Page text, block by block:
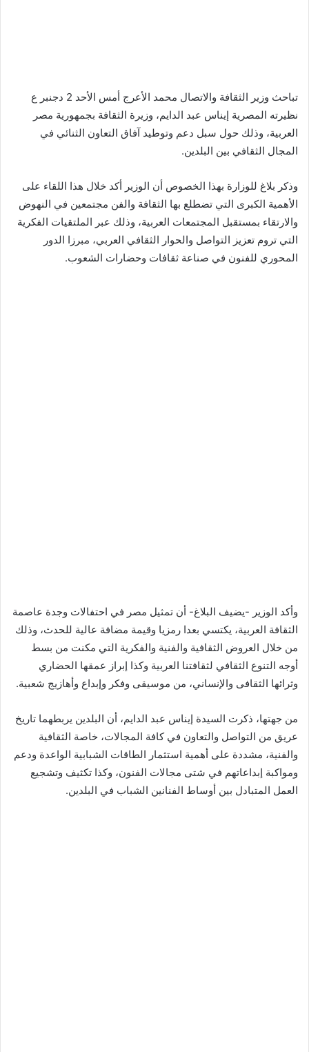
تباحث وزير الثقافة والاتصال محمد الأعرج أمس الأحد 2 دجنبر ع
نظيرته المصرية إيناس عبد الدايم، وزيرة الثقافة بجمهورية مصر
العربية، وذلك حول سبل دعم وتوطيد آفاق التعاون الثنائي في
المجال الثقافي بين البلدين.
وذكر بلاغ للوزارة بهذا الخصوص أن الوزير أكد خلال هذا اللقاء على
الأهمية الكبرى التي تضطلع بها الثقافة والفن مجتمعين في النهوض
والارتقاء بمستقبل المجتمعات العربية، وذلك عبر الملتقيات الفكرية
التي تروم تعزيز التواصل والحوار الثقافي العربي، مبرزا الدور
المحوري للفنون في صناعة ثقافات وحضارات الشعوب.
وأكد الوزير -يضيف البلاغ- أن تمثيل مصر في احتفالات وجدة عاصمة
الثقافة العربية، يكتسي بعدا رمزيا وقيمة مضافة عالية للحدث، وذلك
من خلال العروض الثقافية والفنية والفكرية التي مكنت من بسط
أوجه التنوع الثقافي لثقافتنا العربية وكذا إبراز عمقها الحضاري
وثرائها الثقافى والإنساني، من موسيقى وفكر وإبداع وأهازيج شعبية.
من جهتها، ذكرت السيدة إيناس عبد الدايم، أن البلدين يربطهما تاريخ
عريق من التواصل والتعاون في كافة المجالات، خاصة الثقافية
والفنية، مشددة على أهمية استثمار الطاقات الشبابية الواعدة ودعم
ومواكبة إبداعاتهم في شتى مجالات الفنون، وكذا تكثيف وتشجيع
العمل المتبادل بين أوساط الفنانين الشباب في البلدين.